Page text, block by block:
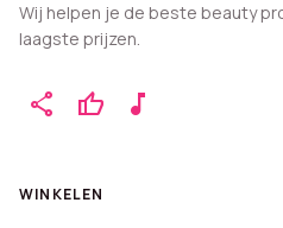
Wij helpen je de beste beauty
laagste prijzen.
share thumb_up music_note
WINKELEN